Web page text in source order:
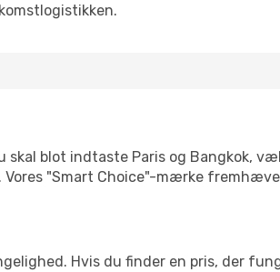
blot indtaste Paris og Bangkok,
"Smart Choice"-mærke
Hvis du finder en pris, der